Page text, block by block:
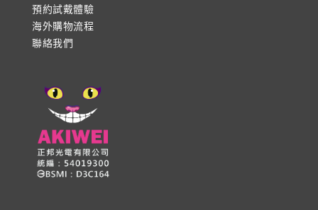
預約試戴體驗
海外購物流程
聯絡我們